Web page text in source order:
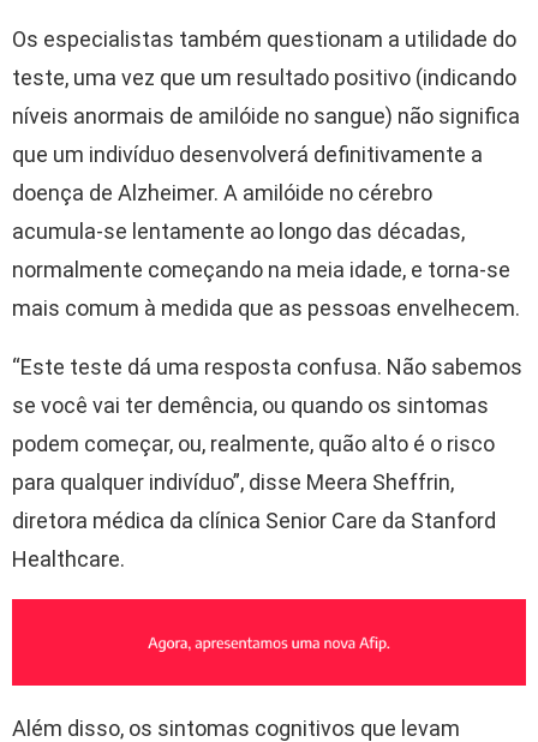
Os especialistas também questionam a utilidade do
teste, uma vez que um resultado positivo (indicando
níveis anormais de amilóide no sangue) não significa
que um indivíduo desenvolverá definitivamente a
doença de Alzheimer. A amilóide no cérebro
acumula-se lentamente ao longo das décadas,
normalmente começando na meia idade, e torna-se
mais comum à medida que as pessoas envelhecem.
“Este teste dá uma resposta confusa. Não sabemos
se você vai ter demência, ou quando os sintomas
podem começar, ou, realmente, quão alto é o risco
para qualquer indivíduo”, disse Meera Sheffrin,
diretora médica da clínica Senior Care da Stanford
Healthcare.
Além disso, os sintomas cognitivos que levam